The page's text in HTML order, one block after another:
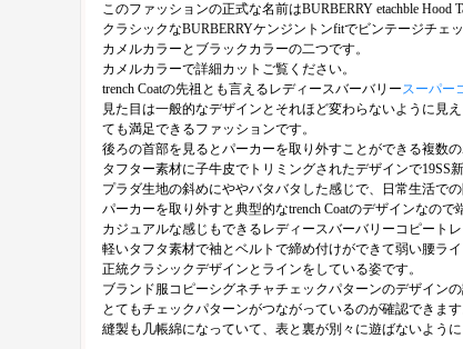
このファッションの正式な名前はBURBERRY etachble Hood
クラシックなBURBERRYケンジントンfitでビンテージチェ
カメルカラーとブラックカラーの二つです。
カメルカラーで詳細カットご覧ください。
trench Coatの先祖とも言えるレディースバーバリースーパー
見た目は一般的なデザインとそれほど変わらないように見
ても満足できるファッションです。
後ろの首部を見るとパーカーを取り外すことができる複数の
タフター素材に子牛皮でトリミングされたデザインで19SS
プラダ生地の斜めにややバタバタした感じで、日常生活で
パーカーを取り外すと典型的なtrench Coatのデザインなの
カジュアルな感じもできるレディースバーバリーコピート
軽いタフタ素材で袖とベルトで締め付けができて弱い腰ラ
正統クラシックデザインとラインをしている姿です。
ブランド服コピーシグネチャチェックパターンのデザインの
とてもチェックパターンがつながっているのが確認できます
縫製も几帳綿になっていて、表と裏が別々に遊ばないよう